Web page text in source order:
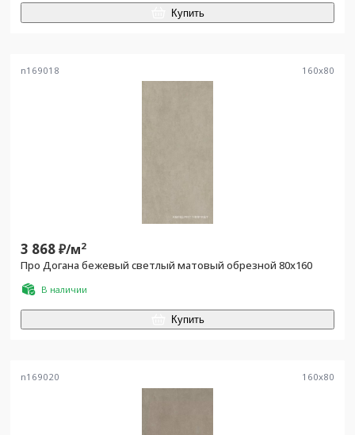
Купить
n169018 160x80
3 868₽/м2
Про Догана бежевый светлый матовый обрезной 80x160
В наличии
Купить
n169020 160x80